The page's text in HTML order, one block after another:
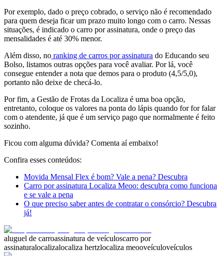
Por exemplo, dado o preço cobrado, o serviço não é recomendado
para quem deseja ficar um prazo muito longo com o carro. Nessas
situações, é indicado o carro por assinatura, onde o preço das
mensalidades é até 30% menor.
Além disso, no ranking de carros por assinatura do Educando seu
Bolso, listamos outras opções para você avaliar. Por lá, você
consegue entender a nota que demos para o produto (4,5/5,0),
portanto não deixe de checá-lo.
Por fim, a Gestão de Frotas da Localiza é uma boa opção,
entretanto, coloque os valores na ponta do lápis quando for for falar
com o atendente, já que é um serviço pago que normalmente é feito
sozinho.
Ficou com alguma dúvida? Comenta aí embaixo!
Confira esses conteúdos:
Movida Mensal Flex é bom? Vale a pena? Descubra
Carro por assinatura Localiza Meoo: descubra como funciona
e se vale a pena
O que preciso saber antes de contratar o consórcio? Descubra
já!
aluguel de carroassinatura de veículoscarro por
assinaturalocalizalocaliza hertzlocaliza meooveículoveículos